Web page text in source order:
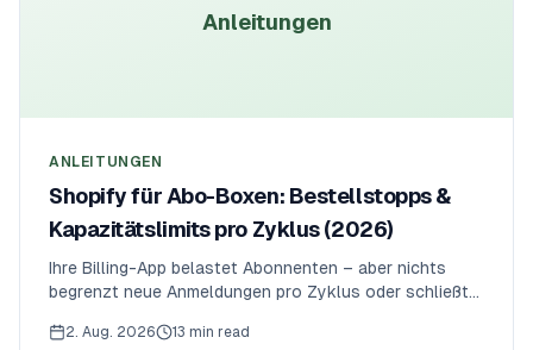
Anleitungen
ANLEITUNGEN
Shopify für Abo-Boxen: Bestellstopps &
Kapazitätslimits pro Zyklus (2026)
Ihre Billing-App belastet Abonnenten – aber nichts
begrenzt neue Anmeldungen pro Zyklus oder schließt
richten Sie Bestellstopps, Kapazität pro Zyklus und
2. Aug. 2026 13 min read